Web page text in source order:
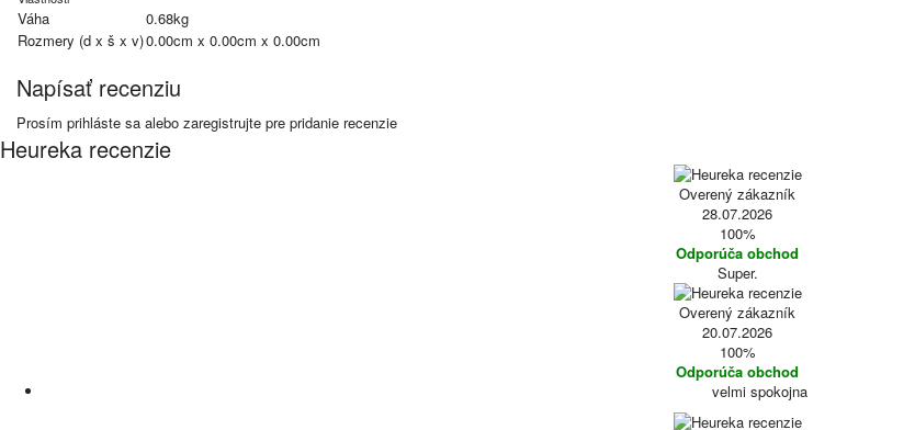
Váha
0.68kg
Rozmery (d x š x v)0.00cm x 0.00cm x 0.00cm
Napísať recenziu
Prosím prihláste sa alebo zaregistrujte pre pridanie recenzie
Heureka recenzie
Overený zákazník
28.07.2026
100%
Odporúča obchod
Super.
Overený zákazník
20.07.2026
100%
Odporúča obchod
velmi spokojna